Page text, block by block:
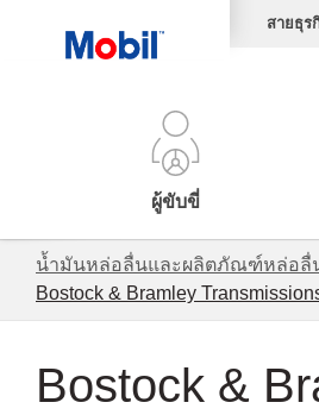
สายธุร
ผู้ขับขี่
น้ำมันหล่อลื่นและผลิตภัณฑ์หล่อลื่น
Bostock & Bramley
Bostock &